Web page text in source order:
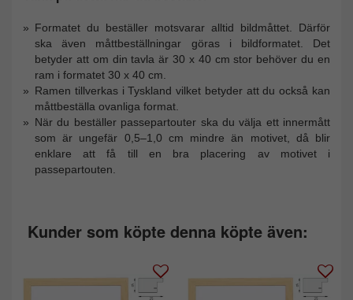
Formatet du beställer motsvarar alltid bildmåttet. Därför
ska även måttbeställningar göras i bildformatet. Det
betyder att om din tavla är 30 x 40 cm stor behöver du en
ram i formatet 30 x 40 cm.
Ramen tillverkas i Tyskland vilket betyder att du också kan
måttbeställa ovanliga format.
När du beställer passepartouter ska du välja ett innermått
som är ungefär 0,5–1,0 cm mindre än motivet, då blir
enklare att få till en bra placering av motivet i
passepartouten.
Kunder som köpte denna köpte även: